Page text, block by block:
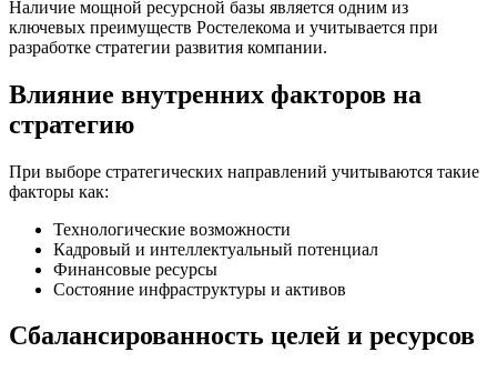
Наличие мощной ресурсной базы является одним из
ключевых преимуществ Ростелекома и учитывается при
разработке стратегии развития компании.
Влияние внутренних факторов на
стратегию
При выборе стратегических направлений учитываются такие
факторы как:
Технологические возможности
Кадровый и интеллектуальный потенциал
Финансовые ресурсы
Состояние инфраструктуры и активов
Сбалансированность целей и ресурсов